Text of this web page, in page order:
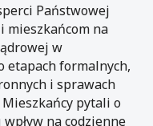
Państwowej
mieszkańcom na
w
formalnych,
i sprawach
pytali o
na codzienne